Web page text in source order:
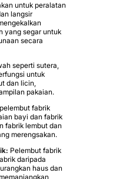
untuk peralatan
langsir
yang segar untuk
secara
seperti sutera,
untuk
dan licin,
pakaian.
fabrik
bayi dan fabrik
fabrik lembut dan
merengsakan.
Pelembut fabrik
daripada
haus dan